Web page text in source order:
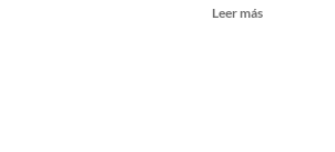
Leer más